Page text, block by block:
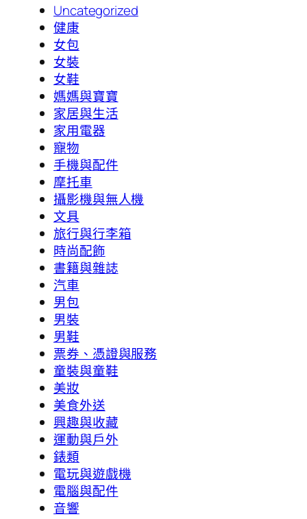
Uncategorized
健康
女包
女裝
女鞋
媽媽與寶寶
家居與生活
家用電器
寵物
手機與配件
摩托車
攝影機與無人機
文具
旅行與行李箱
時尚配飾
書籍與雜誌
汽車
男包
男裝
男鞋
票券、憑證與服務
童裝與童鞋
美妝
美食外送
興趣與收藏
運動與戶外
錶類
電玩與遊戲機
電腦與配件
音響